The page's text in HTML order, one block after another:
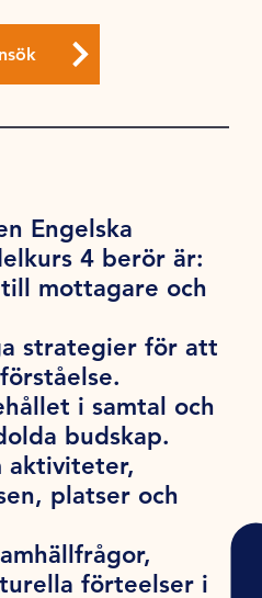
Engelska
4 berör är:
mottagare och
strategier för att
i samtal och
budskap.
aktiviteter,
platser och
förteelser i